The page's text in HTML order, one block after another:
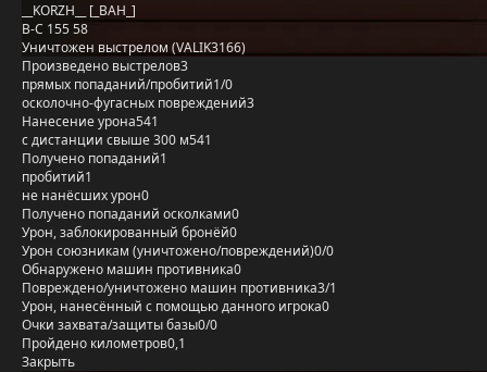
__KORZH__ [_BAH_]
B-C 155 58
Уничтожен выстрелом (VALIK3166)
Произведено выстрелов3
прямых попаданий/пробитий1/0
осколочно-фугасных повреждений3
Нанесение урона541
с дистанции свыше 300 м541
Получено попаданий1
пробитий1
не нанёсших урон0
Получено попаданий осколками0
Урон, заблокированный бронёй0
Урон союзникам (уничтожено/повреждений)0/0
Обнаружено машин противника0
Повреждено/уничтожено машин противника3/1
Урон, нанесённый с помощью данного игрока0
Очки захвата/защиты базы0/0
Пройдено километров0,1
Закрыть